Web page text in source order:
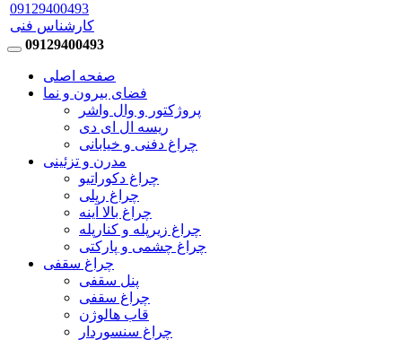
09129400493
کارشناس فنی
09129400493
صفحه اصلی
فضای بیرون و نما
پروژکتور و وال واشر
ریسه ال ای دی
چراغ دفنی و خیابانی
مدرن و تزئینی
چراغ دکوراتیو
چراغ ریلی
چراغ بالا آینه
چراغ زیرپله و کنارپله
چراغ چشمی و پارکتی
چراغ سقفی
پنل سقفی
چراغ سقفی
قاب هالوژن
چراغ سنسوردار